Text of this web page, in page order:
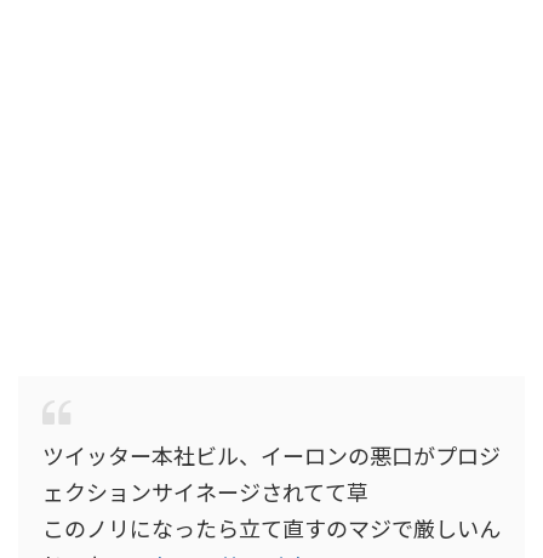
ツイッター本社ビル、イーロンの悪口がプロジ
ェクションサイネージされてて草
このノリになったら立て直すのマジで厳しいん